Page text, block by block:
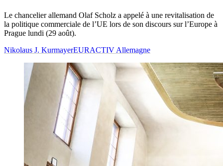
Le chancelier allemand Olaf Scholz a appelé à une revitalisation de
la politique commerciale de l’UE lors de son discours sur l’Europe à
Prague lundi (29 août).
Nikolaus J. KurmayerEURACTIV Allemagne